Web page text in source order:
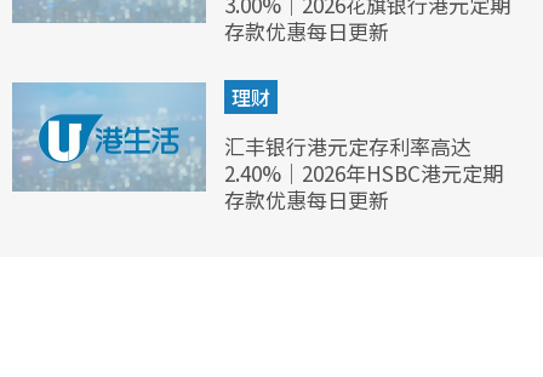
存款优惠每日更新
理财
汇丰银行港元定存利率高达
2.40%｜2026年HSBC港元定期
存款优惠每日更新